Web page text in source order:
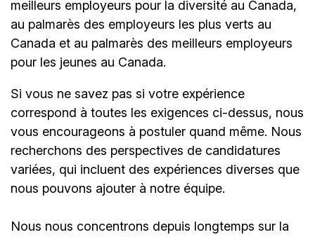
meilleurs employeurs pour la diversité au Canada,
au palmarès des employeurs les plus verts au
Canada et au palmarès des meilleurs employeurs
pour les jeunes au Canada.
Si vous ne savez pas si votre expérience
correspond à toutes les exigences ci-dessus, nous
vous encourageons à postuler quand même. Nous
recherchons des perspectives de candidatures
variées, qui incluent des expériences diverses que
nous pouvons ajouter à notre équipe.
Nous nous concentrons depuis longtemps sur la